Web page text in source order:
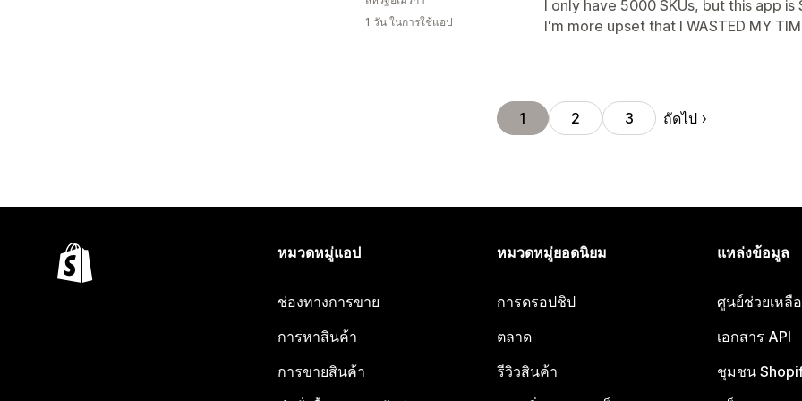
I only have 5000 SKUs, but this app
I'm more upset that I WASTED MY
1 วัน ในการใช้แอป
1 2 3 ถัดไป
หมวดหมู่แอป
ช่องทางการขาย
การหาสินค้า
การขายสินค้า
หมวดหมู่ยอดนิยม
การดรอปชิป
ตลาด
รีวิวสินค้า
แหล่งข้อมูล
ศูนย์ช่วยเหลื
เอกสาร API
ชุมชน